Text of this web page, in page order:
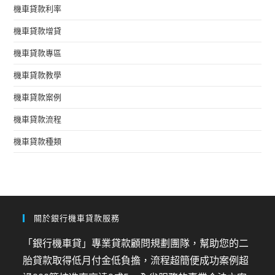
機車貸款利率
機車貸款增貸
機車貸款專區
機車貸款教學
機車貸款案例
機車貸款流程
機車貸款種類
關於銀行機車貸款服務
「銀行機車貸」專業貸款顧問規劃團隊，幫助您的二
胎貸款取得低月付金低負擔，流程超簡便成功案例超